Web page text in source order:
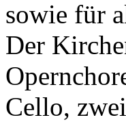
sowie für
Der
Cello,